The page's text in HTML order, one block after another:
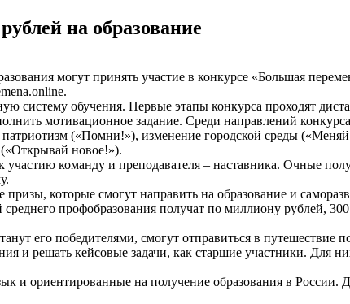
на образование
могут принять участие в конкурсе «Большая
систему обучения. Первые этапы конкурса проходят
мотивационное задание. Среди направлений
(«Помни!»), изменение городской среды
(«Открывай новое!»).
команду и преподавателя – наставника. Очные
которые смогут направить на образование и
профобразования получат по миллиону рублей,
его победителями, смогут отправиться в путешествие
и решать кейсовые задачи, как старшие участники. Для
и ориентированные на получение образования в России.